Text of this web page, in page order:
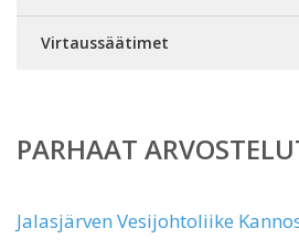
Virtaussäätimet
PARHAAT
Jalasjärven Vesijohtoliike